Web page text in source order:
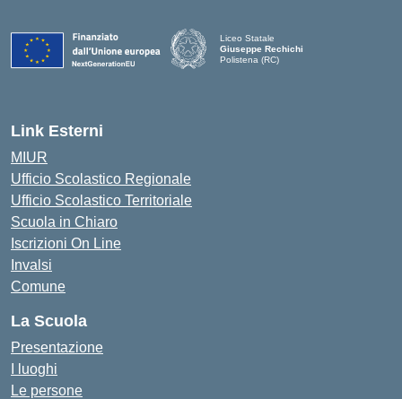
Liceo Statale
Giuseppe Rechichi
Polistena (RC)
Link Esterni
MIUR
Ufficio Scolastico Regionale
Ufficio Scolastico Territoriale
Scuola in Chiaro
Iscrizioni On Line
Invalsi
Comune
La Scuola
Presentazione
I luoghi
Le persone